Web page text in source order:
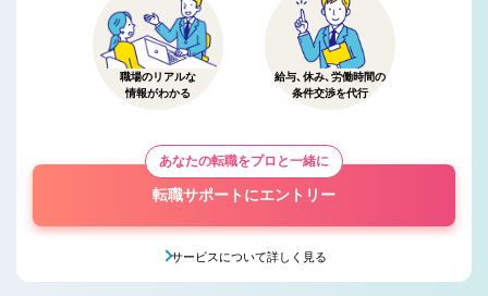
職場のリアルな
情報がわかる
給与、休み、労働時間の
条件交渉を代行
あなたの転職をプロと一緒に
転職サポートにエントリー
サービスについて詳しく見る